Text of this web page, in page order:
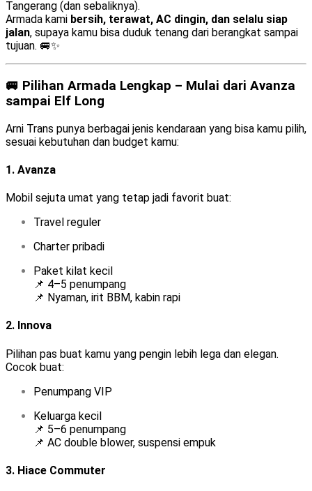
Tangerang (dan sebaliknya).
Armada kami bersih, terawat, AC dingin, dan selalu siap
jalan, supaya kamu bisa duduk tenang dari berangkat sampai
tujuan. 🚐✨
🚐 Pilihan Armada Lengkap – Mulai dari Avanza
sampai Elf Long
Arni Trans punya berbagai jenis kendaraan yang bisa kamu pilih,
sesuai kebutuhan dan budget kamu:
1. Avanza
Mobil sejuta umat yang tetap jadi favorit buat:
Travel reguler
Charter pribadi
Paket kilat kecil
📌 4–5 penumpang
📌 Nyaman, irit BBM, kabin rapi
2. Innova
Pilihan pas buat kamu yang pengin lebih lega dan elegan.
Cocok buat:
Penumpang VIP
Keluarga kecil
📌 5–6 penumpang
📌 AC double blower, suspensi empuk
3. Hiace Commuter